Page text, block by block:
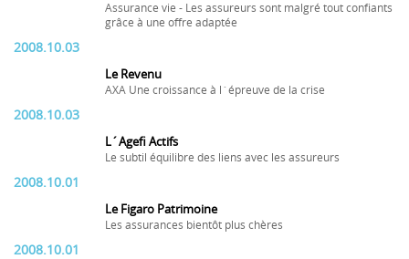
Assurance vie - Les assureurs sont malgré tout confiants
grâce à une offre adaptée
2008.10.03
Le Revenu
AXA Une croissance à l´épreuve de la crise
2008.10.03
L´Agefi Actifs
Le subtil équilibre des liens avec les assureurs
2008.10.01
Le Figaro Patrimoine
Les assurances bientôt plus chères
2008.10.01